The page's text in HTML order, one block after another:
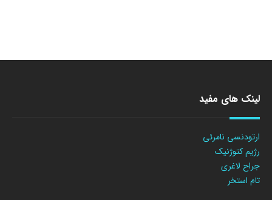
لینک های مفید
ارتودنسی نامرئی
رژیم کتوژنیک
جراح لاغری
تام استخر